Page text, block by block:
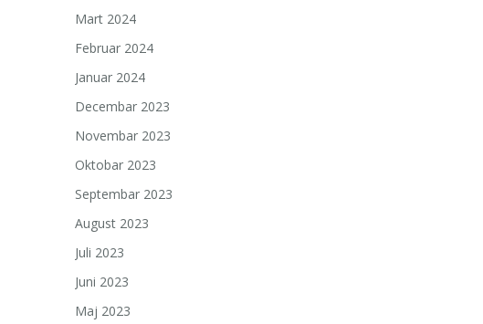
Mart 2024
Februar 2024
Januar 2024
Decembar 2023
Novembar 2023
Oktobar 2023
Septembar 2023
August 2023
Juli 2023
Juni 2023
Maj 2023